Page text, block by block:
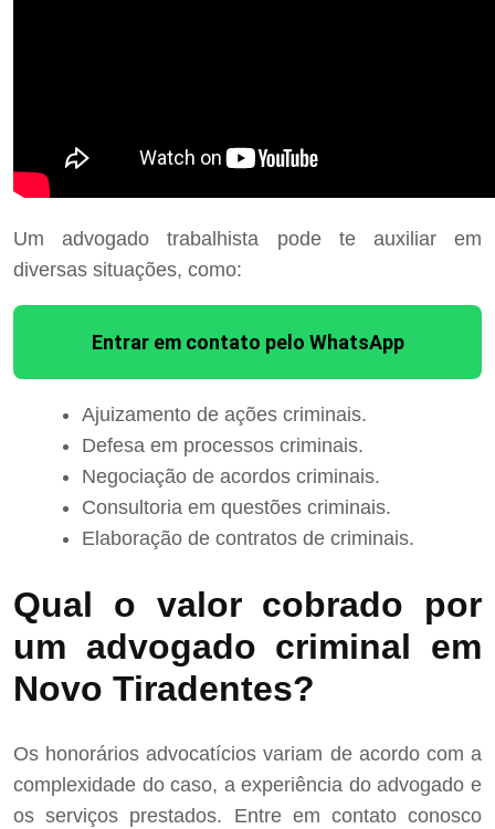
Um advogado trabalhista pode te auxiliar em
diversas situações, como:
Entrar em contato pelo WhatsApp
Ajuizamento de ações criminais.
Defesa em processos criminais.
Negociação de acordos criminais.
Consultoria em questões criminais.
Elaboração de contratos de criminais.
Qual o valor cobrado por
um advogado criminal em
Novo Tiradentes?
Os honorários advocatícios variam de acordo com a
complexidade do caso, a experiência do advogado e
os serviços prestados. Entre em contato conosco